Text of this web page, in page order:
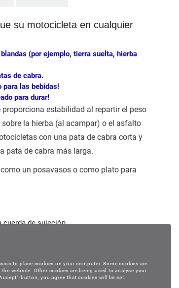
su motocicleta en cualquier
(por ejemplo, tierra suelta, hierba
de cabra.
para las bebidas!
para durar!
estabilidad al repartir el peso
la hierba (al acampar) o el asfalto
con una pata de cabra corta y
pata de cabra más larga.
un posavasos o como plato para
cuerda de sujeción.
to place cookies on your computer. Some cookies are
website. Other cookies are being used to analyse your
button, you agree that cookies will be set.